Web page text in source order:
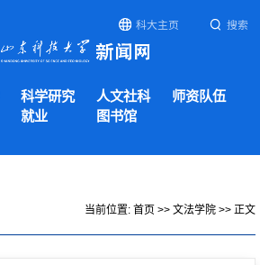
科大主页 搜索
科学研究 人文社科
师资队伍
就业 图书馆
当前位置: 首页 >> 文法学院 >> 正文